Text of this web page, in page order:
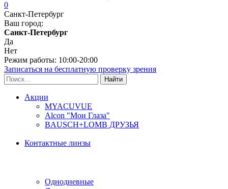
0
Санкт-Петербург
Ваш город:
Санкт-Петербург
Да
Нет
Режим работы: 10:00-20:00
Записаться на бесплатную проверку зрения
Акции
MYACUVUE
Alcon "Мои Глаза"
BAUSCH+LOMB ДРУЗЬЯ
Контактные линзы
Однодневные